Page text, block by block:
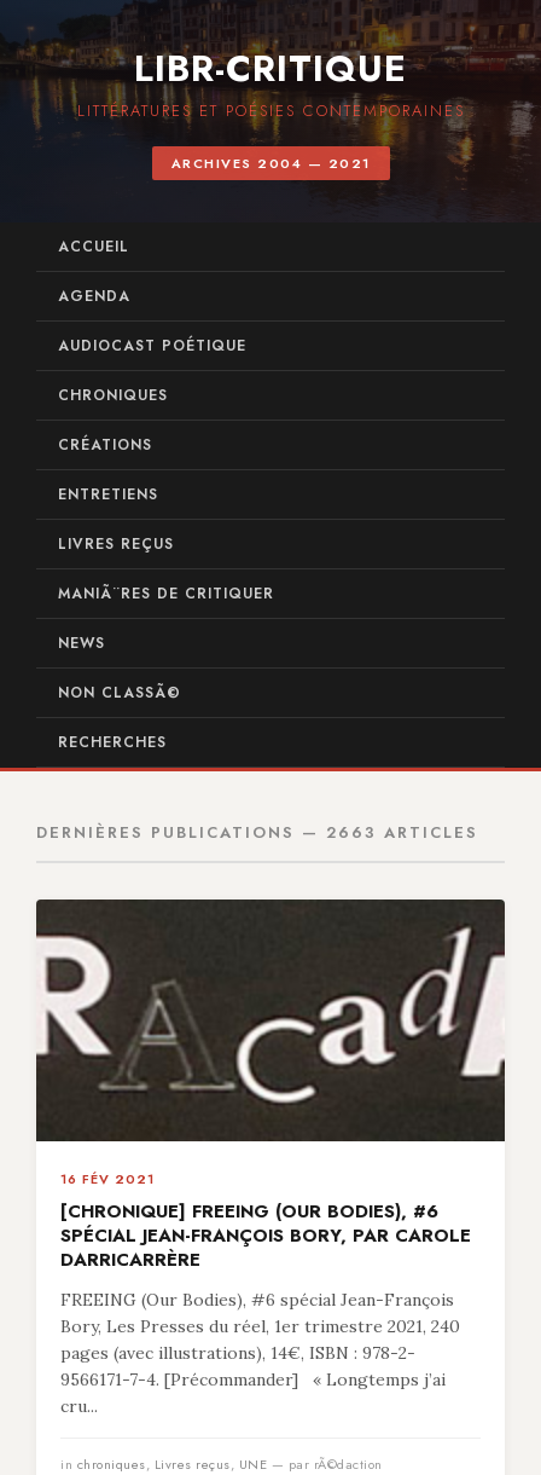
LIBR-CRITIQUE
LITTÉRATURES ET POÉSIES CONTEMPORAINES
ARCHIVES 2004 — 2021
ACCUEIL
AGENDA
AUDIOCAST POÉTIQUE
CHRONIQUES
CRÉATIONS
ENTRETIENS
LIVRES REÇUS
MANIÃ¨RES DE CRITIQUER
NEWS
NON CLASSÃ©
RECHERCHES
DERNIÈRES PUBLICATIONS — 2663 ARTICLES
16 FÉV 2021
[CHRONIQUE] FREEING (OUR BODIES), #6
SPÉCIAL JEAN-FRANÇOIS BORY, PAR CAROLE
DARRICARRÈRE
FREEING (Our Bodies), #6 spécial Jean-François
Bory, Les Presses du réel, 1er trimestre 2021, 240
pages (avec illustrations), 14€, ISBN : 978-2-
9566171-7-4. [Précommander] « Longtemps j’ai
cru...
in chroniques, Livres reçus, UNE — par rÃ©daction